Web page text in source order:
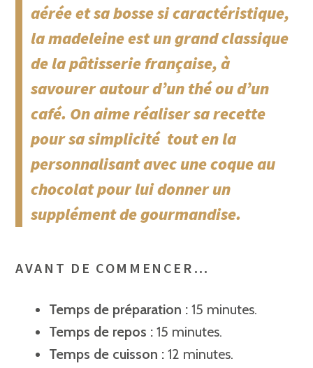
aérée et sa bosse si caractéristique,
la madeleine est un grand classique
de la pâtisserie française, à
savourer autour d’un thé ou d’un
café. On aime réaliser sa recette
pour sa simplicité tout en la
personnalisant avec une coque au
chocolat pour lui donner un
supplément de gourmandise.
AVANT DE COMMENCER…
Temps de préparation : 15 minutes.
Temps de repos : 15 minutes.
Temps de cuisson : 12 minutes.